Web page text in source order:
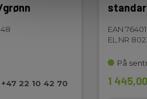
+47 22 10 42 70
EAN
EL.NR
På
1